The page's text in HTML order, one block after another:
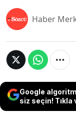
Haber
Google
siz seçin! Tıkla